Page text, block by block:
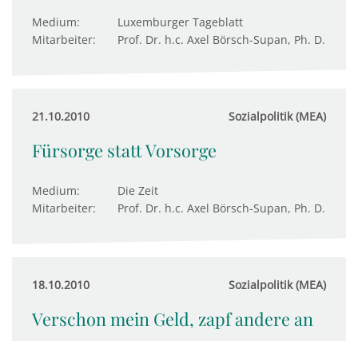
Medium:
Luxemburger Tageblatt
Mitarbeiter:
Prof. Dr. h.c. Axel Börsch-Supan, Ph. D.
21.10.2010 Sozialpolitik (MEA)
Fürsorge statt Vorsorge
Medium:
Die Zeit
Mitarbeiter:
Prof. Dr. h.c. Axel Börsch-Supan, Ph. D.
18.10.2010 Sozialpolitik (MEA)
Verschon mein Geld, zapf andere an